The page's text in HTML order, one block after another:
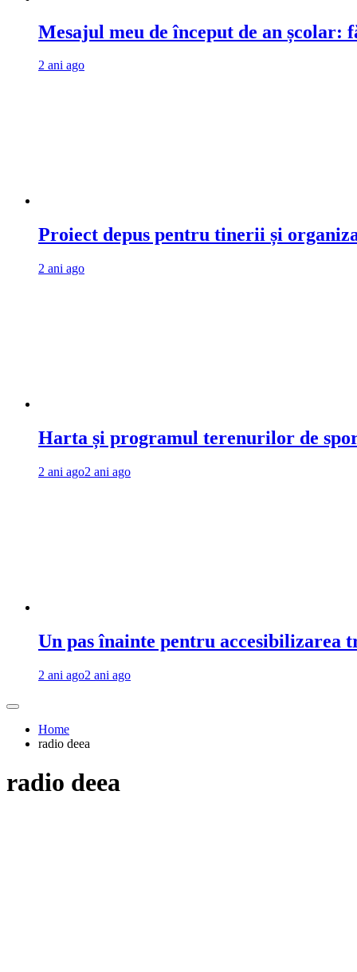
Mesajul meu de început de an școlar:
2 ani ago
Proiect depus pentru tinerii și
2 ani ago
Harta și programul terenurilor de
2 ani ago2 ani ago
Un pas înainte pentru accesibilizarea
2 ani ago2 ani ago
Home
radio deea
radio deea